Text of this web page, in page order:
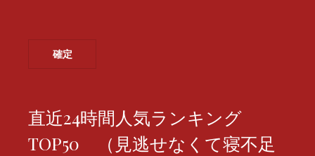
直近24時間人気ランキング
TOP50 （見逃せなくて寝不足